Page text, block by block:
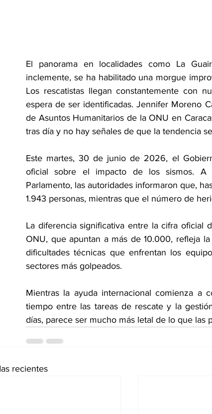
El panorama en localidades como La
inclemente, se ha habilitado una morgue
Los rescatistas llegan constantemente con
espera de ser identificadas. Jennifer Moreno
de Asuntos Humanitarios de la ONU en
tras día y no hay señales de que la tendencia
Este martes, 30 de junio de 2026, el
oficial sobre el impacto de los sismos. A
Parlamento, las autoridades informaron que,
1.943 personas, mientras que el número de
La diferencia significativa entre la cifra oficial
ONU, que apuntan a más de 10.000, refleja
dificultades técnicas que enfrentan los
sectores más golpeados.
Mientras la ayuda internacional comienza a
tiempo entre las tareas de rescate y la
días, parece ser mucho más letal de lo que las
recientes